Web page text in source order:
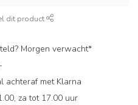
dit product
Morgen verwacht*
achteraf met Klarna
za tot 17.00 uur